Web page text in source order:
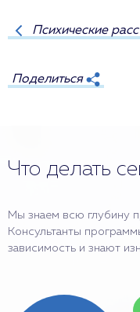
Психические
Поделиться
Что делать
Мы знаем всю глубину
Консультанты
зависимость и знают